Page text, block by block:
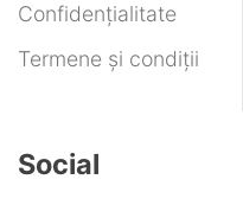
Confidențialitate
Termene și condiții
Social